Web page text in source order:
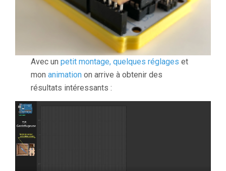
Avec unpetit montage, quelques réglages et
monanimation on arrive à obtenir des
résultats intéressants :